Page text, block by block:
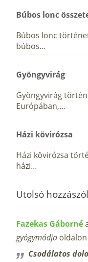
Búbos lonc
Búbos lonc
búbos…
Gyöngyvirág
Gyöngyvirág
Európában,…
Házi kövirózsa
Házi kövirózsa
házi…
Utolsó
Fazekas Gáborné
gyógymódja
Csodálatos